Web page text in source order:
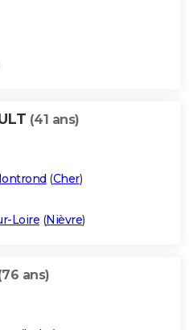
(41 ans)
(Cher)
Loire (Nièvre)
ans)